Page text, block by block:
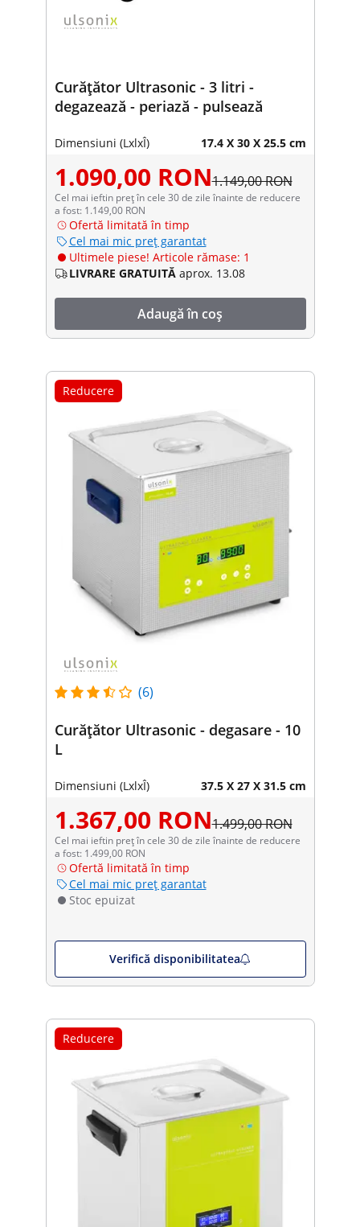
Curățător Ultrasonic - 3 litri -
degazează - periază - pulsează
Dimensiuni (LxlxÎ) 17.4 X 30 X 25.5 cm
1.090,00 RON1.149,00 RON
Cel mai ieftin preț în cele 30 de zile înainte de reducere
a fost: 1.149,00 RON
Ofertă limitată în timp
Cel mai mic preț garantat
Ultimele piese! Articole rămase: 1
LIVRARE GRATUITĂ aprox. 13.08
Adaugă în coș
Reducere
(6)
Curățător Ultrasonic - degasare - 10
L
Dimensiuni (LxlxÎ) 37.5 X 27 X 31.5 cm
1.367,00 RON1.499,00 RON
Cel mai ieftin preț în cele 30 de zile înainte de reducere
a fost: 1.499,00 RON
Ofertă limitată în timp
Cel mai mic preț garantat
Stoc epuizat
Verifică disponibilitatea
Reducere